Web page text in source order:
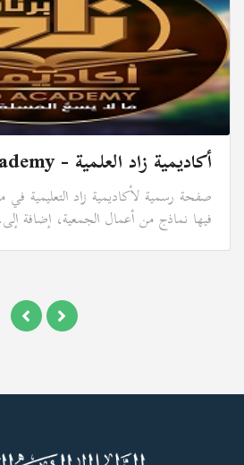
أكاديمية زاد العلمية - ZAD Academy
صفحة رسمية لأكاديمية زاد التعليمية
فيها نماذج من أعمال الجمعية، إضافة